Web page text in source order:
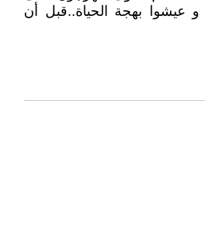
و عيشوا بهجة الحياة..قبل أن